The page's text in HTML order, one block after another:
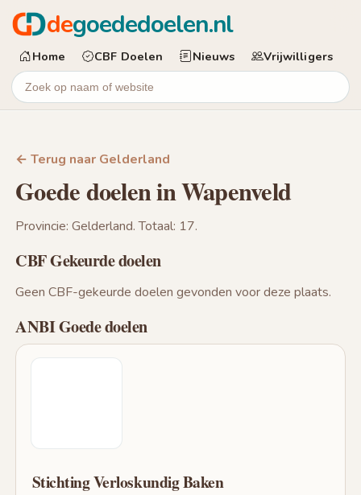
degoededoelen.nl
Home CBF Doelen Nieuws Vrijwilligers
← Terug naar Gelderland
Goede doelen in Wapenveld
Provincie: Gelderland. Totaal: 17.
CBF Gekeurde doelen
Geen CBF-gekeurde doelen gevonden voor deze plaats.
ANBI Goede doelen
Stichting Verloskundig Baken